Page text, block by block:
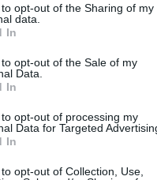
opt-out of the Sharing of my
data.
In
opt-out of the Sale of my
Data.
In
opt-out of processing my
Data for Targeted
In
opt-out of Collection, Use,
begint voorbereiding met
naar PEC eruit
PSV Sven Mijnans
handen achter
steeds meer